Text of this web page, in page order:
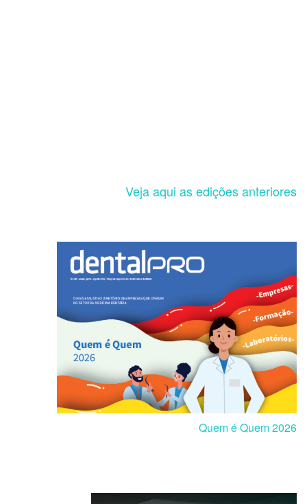
Veja aqui as edições anteriores
Quem é Quem 2026